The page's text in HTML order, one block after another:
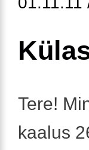
Tere!
kaalus